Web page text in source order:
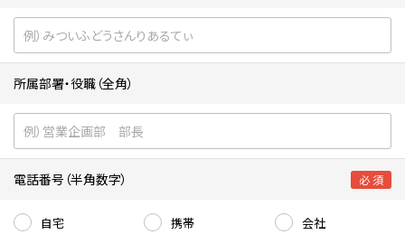
所属部署・役職（全角）
電話番号（半角数字） 必 須
自宅 携帯 会社